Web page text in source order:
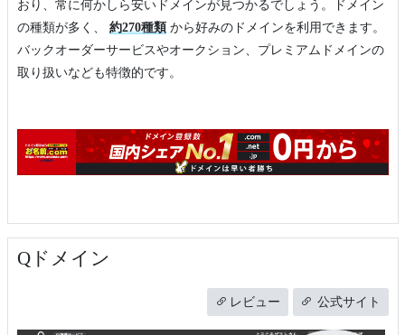
おり、常に何かしら安いドメインが見つかるでしょう。ドメイン
の種類が多く、 約270種類から好みのドメインを利用できます。
バックオーダーサービスやオークション、プレミアムドメインの
取り扱いなども特徴的です。
Qドメイン
レビュー 公式サイト